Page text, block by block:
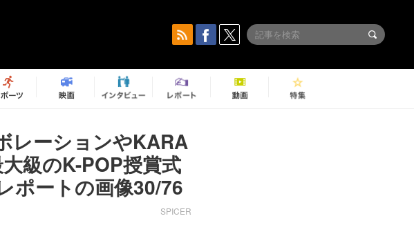
レーションやKARA
級のK-POP授賞式
ポートの画像30/76
SPICER